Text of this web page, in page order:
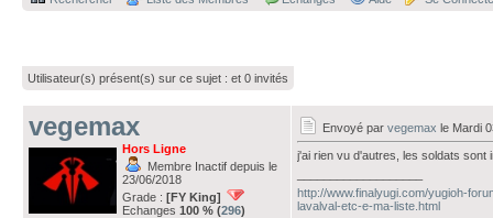
Utilisateur(s) présent(s) sur ce sujet : et 0 invités
vegemax
Hors Ligne
Membre Inactif depuis le
23/06/2018
Grade : [FY King]
Echanges 100 % (296)
Envoyé par vegemax le Mardi
j'ai rien vu d'autres, les soldats sont
http://www.finalyugi.com/yugioh-
lavalval-etc-e-ma-liste.html